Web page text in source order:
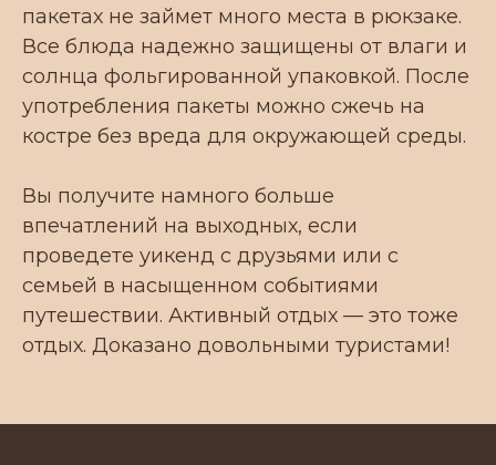
пакетах не займет много места в рюкзаке.
Все блюда надежно защищены от влаги и
солнца фольгированной упаковкой. После
употребления пакеты можно сжечь на
костре без вреда для окружающей среды.
Вы получите намного больше
впечатлений на выходных, если
проведете уикенд с друзьями или с
семьей в насыщенном событиями
путешествии. Активный отдых — это тоже
отдых. Доказано довольными туристами!
Разработка и маркетинговое
сопровождение depdes.ru